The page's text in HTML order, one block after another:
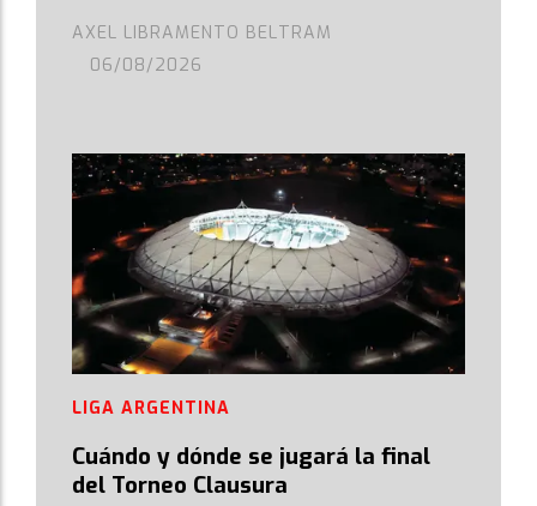
AXEL LIBRAMENTO BELTRAM
06/08/2026
Cuándo y dónde se jugará la final
del Torneo Clausura
LIGA ARGENTINA